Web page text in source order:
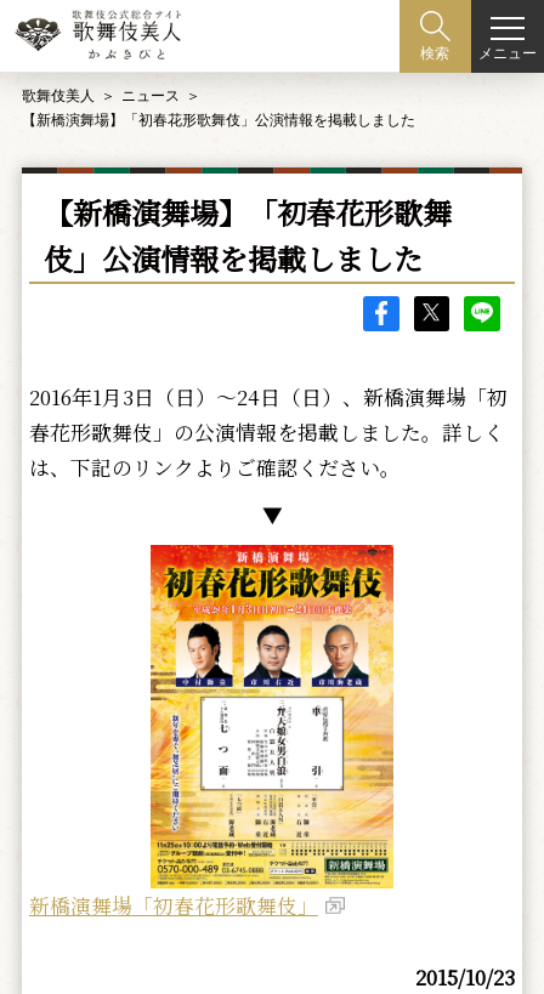
検索 メニュー
歌舞伎美人
ニュース
【新橋演舞場】「初春花形歌舞伎」公演情報を掲載しました
【新橋演舞場】「初春花形歌舞
伎」公演情報を掲載しました
2016年1月3日（日）～24日（日）、新橋演舞場「初
春花形歌舞伎」の公演情報を掲載しました。詳しく
は、下記のリンクよりご確認ください。
▼
新橋演舞場「初春花形歌舞伎」
2015/10/23